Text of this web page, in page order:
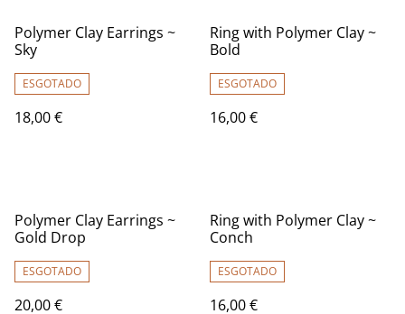
Polymer Clay Earrings ~
Sky
ESGOTADO
18,00 €
Ring with Polymer Clay ~
Bold
ESGOTADO
16,00 €
Polymer Clay Earrings ~
Gold Drop
ESGOTADO
20,00 €
Ring with Polymer Clay ~
Conch
ESGOTADO
16,00 €